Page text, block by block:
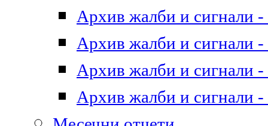
Архив жалби и сигнали -
Архив жалби и сигнали -
Архив жалби и сигнали -
Архив жалби и сигнали -